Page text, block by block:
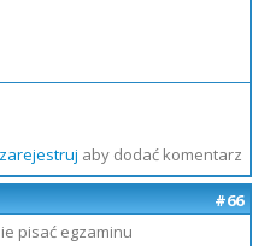
zarejestruj aby dodać komentarz
#66
pisać egzaminu